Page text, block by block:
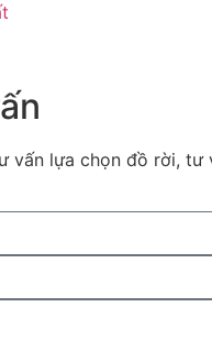
vấn lựa chọn đồ rời,